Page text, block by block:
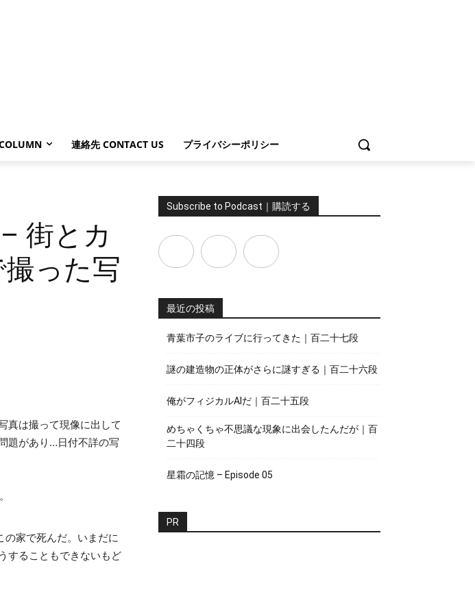
連絡先 CONTACT US プライバシーポリシー
街とカ
撮った写
真は撮って現像に出して
題があり…日付不詳の写
の家で死んだ。いまだに
することもできないもど
Subscribe to Podcast｜購読する
最近の投稿
青葉市子のライブに行ってきた｜百二十七段
謎の建造物の正体がさらに謎すぎる｜百二十六段
俺がフィジカルAIだ｜百二十五段
めちゃくちゃ不思議な現象に出会したんだが｜百
二十四段
星霜の記憶 – Episode 05
PR